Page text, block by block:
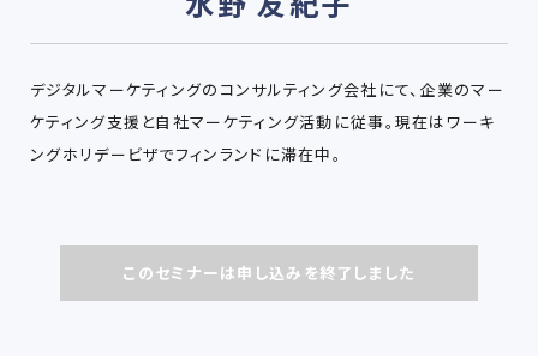
デジタルマーケティングのコンサルティング会社にて、企業のマー
ケティング支援と自社マーケティング活動に従事。現在はワーキ
ングホリデービザでフィンランドに滞在中。
このセミナーは申し込みを終了しました